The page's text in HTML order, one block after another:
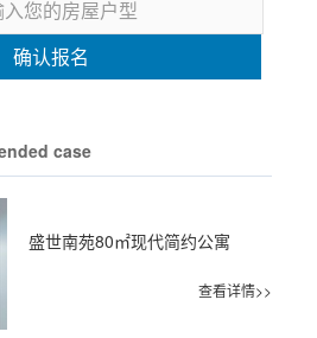
确认报名
case
盛世南苑80㎡现代简约公寓
查看详情>>